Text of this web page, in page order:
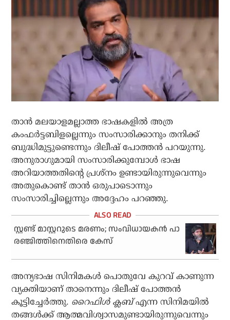
താന്‍ മലയാളമല്ലാത്ത ഭാഷകളില്‍ അത്ര
കംഫര്‍ട്ടബിളല്ലെന്നും സംസാരിക്കാനും തനിക്ക്
ബുദ്ധിമുട്ടുണ്ടെന്നും ദിലീഷ് പോത്തന്‍ പറയുന്നു.
അനുരാഗുമായി സംസാരിക്കുമ്പോള്‍ ഭാഷ
അറിയാത്തതിന്റെ പ്രശ്‌നം ഉണ്ടായിരുന്നുവെന്നും
അതുകൊണ്ട് താന്‍ ഒരുപാടൊന്നും
സംസാരിച്ചില്ലെന്നും അദ്ദേഹം പറഞ്ഞു.
സ്റ്റണ്ട് മാസ്റ്ററുടെ മരണം; സംവിധായകന്‍ പാ
രഞ്ജിത്തിനെതിരെ കേസ്
അന്യഭാഷ സിനിമകള്‍ പൊതുവേ കുറവ് കാണുന്ന
വ്യക്തിയാണ് താനെന്നും ദിലീഷ് പോത്തന്‍
കൂട്ടിച്ചേര്‍ത്തു. റൈഫിള്‍ ക്ലബ്എന്ന സിനിമയില്‍
തങ്ങള്‍ക്ക് ആത്മവിശ്വാസമുണ്ടായിരുന്നുവെന്നും